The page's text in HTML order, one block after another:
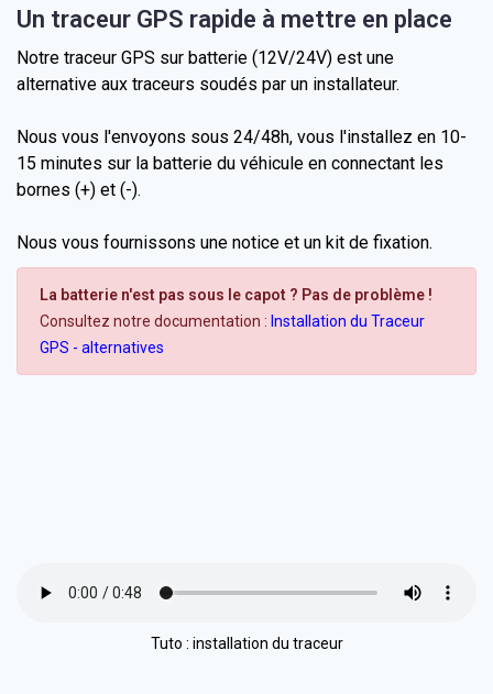
Un traceur GPS rapide à mettre en place
Notre traceur GPS sur batterie (12V/24V) est une
alternative aux traceurs soudés par un installateur.
Nous vous l'envoyons sous 24/48h, vous l'installez en 10-
15 minutes sur la batterie du véhicule en connectant les
bornes (+) et (-).
Nous vous fournissons une notice et un kit de fixation.
La batterie n'est pas sous le capot ? Pas de problème !
Consultez notre documentation : Installation du Traceur
GPS - alternatives
Tuto : installation du traceur